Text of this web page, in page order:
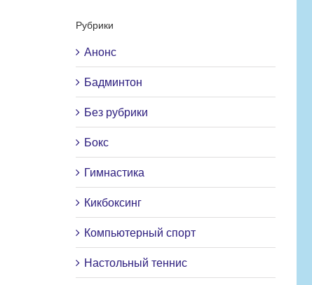
Рубрики
Анонс
Бадминтон
Без рубрики
Бокс
Гимнастика
Кикбоксинг
Компьютерный спорт
Настольный теннис